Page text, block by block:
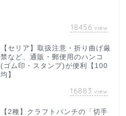
18456 view
【セリア】取扱注意・折り曲げ厳
禁など、通販・郵便用のハンコ
(ゴム印・スタンプ)が便利【100
均】
16883 view
【2種】クラフトパンチの「切手